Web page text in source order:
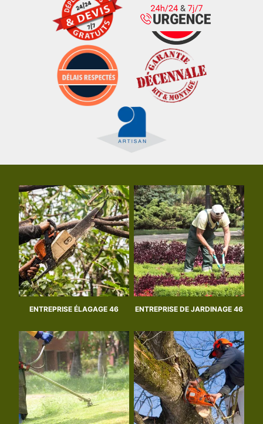
ENTREPRISE ÉLAGAGE 46 ENTREPRISE DE JARDINAGE 46